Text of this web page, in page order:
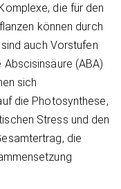
die für den
können durch
auch Vorstufen
(ABA)
sich
die Photosynthese,
Stress und den
die